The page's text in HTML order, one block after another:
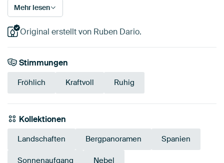
Mehr lesen
Original erstellt von Ruben Dario.
Stimmungen
Fröhlich Kraftvoll Ruhig
Kollektionen
Landschaften Bergpanoramen Spanien
Sonnenaufgang Nebel